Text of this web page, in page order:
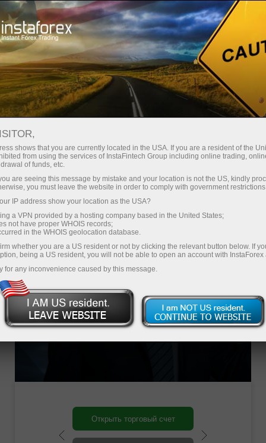
Бренд-амбассадор компании Инстафорекс с 2019 по 2022 год
Бренд-амбассадор
компании
Инстафорекс с 2019
по 2022 год
15-й чемпион мира по шахматам
Открыть торговый счет
shows that you are currently located in the USA. If you are a resident of the
from using the services of InstaFintech Group including online trading,
of funds, etc.
are seeing this message by mistake and your location is not the US, kindly
you must leave the website in order to comply with government
IP address show your location as the USA?
a VPN provided by a hosting company based in the United States;
not have proper WHOIS records;
in the WHOIS geolocation database.
whether you are a US resident or not by clicking the relevant button below. If
being a US resident, you will not be able to open an account with InstaForex
for any inconvenience caused by this message.